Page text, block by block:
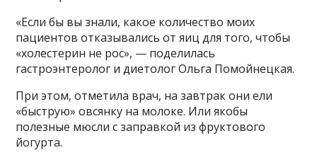
«Если бы вы знали, какое количество моих
пациентов отказывались от яиц для того, чтобы
«холестерин не рос», — поделилась
гастроэнтеролог и диетолог Ольга Помойнецкая.
При этом, отметила врач, на завтрак они ели
«быструю» овсянку на молоке. Или якобы
полезные мюсли с заправкой из фруктового
йогурта.